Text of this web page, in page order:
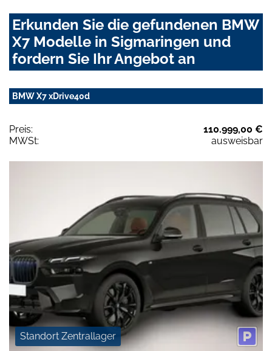
Erkunden Sie die gefundenen BMW
X7 Modelle in Sigmaringen und
fordern Sie Ihr Angebot an
BMW X7 xDrive40d
Preis:
110.999,00 €
MWSt:
ausweisbar
Standort Zentrallager